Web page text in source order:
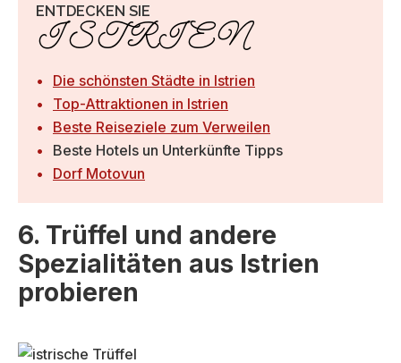
ENTDECKEN SIE
ISTRIEN
Die schönsten Städte in Istrien
Top-Attraktionen in Istrien
Beste Reiseziele zum Verweilen
Beste Hotels un Unterkünfte Tipps
Dorf Motovun
6. Trüffel und andere
Spezialitäten aus Istrien
probieren